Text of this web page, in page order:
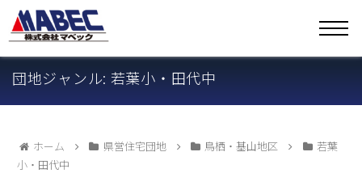
団地ジャンル: 若葉小・田代中
ホーム 県営住宅団地 鳥栖・基山地区
若葉
小・田代中